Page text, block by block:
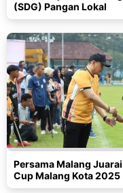
(SDG) Pangan Lokal
Persama Malang
Cup Malang Kota 2025